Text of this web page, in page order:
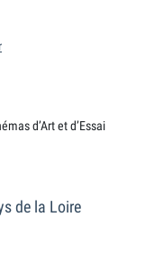
d’Art et d’Essai
de la Loire